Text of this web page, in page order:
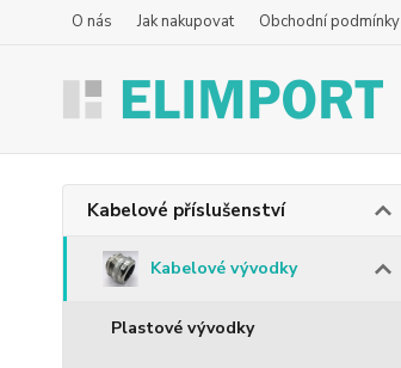
O nás Jak nakupovat Obchodní podmínky
Kabelové příslušenství
Kabelové vývodky
Plastové vývodky